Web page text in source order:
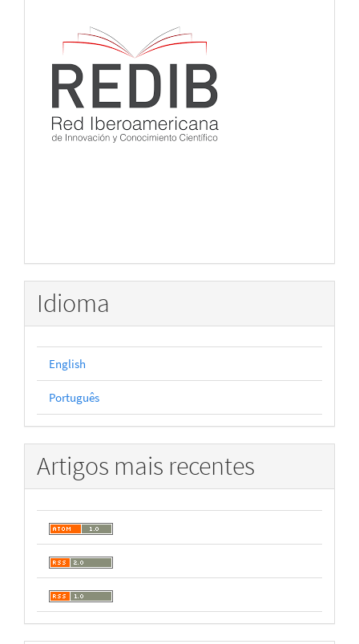
Idioma
English
Português
Artigos mais recentes